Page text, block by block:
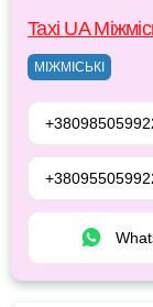
Taxi UA
МІЖМІСЬКІ